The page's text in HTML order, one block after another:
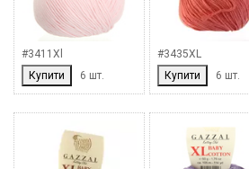
#3411Xl
Купити
6 шт.
#3435XL
Купити
6 шт.